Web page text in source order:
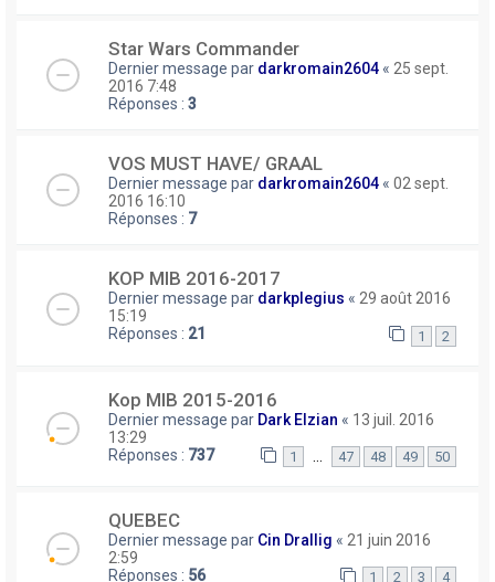
Star Wars Commander
Dernier message par darkromain2604 « 25 sept.
2016 7:48
Réponses : 3
VOS MUST HAVE/ GRAAL
Dernier message par darkromain2604 « 02 sept.
2016 16:10
Réponses : 7
KOP MIB 2016-2017
Dernier message par darkplegius « 29 août 2016
15:19
Réponses : 21 1 2
Kop MIB 2015-2016
Dernier message par Dark Elzian « 13 juil. 2016
13:29
Réponses : 737 1 47 48 49 50
QUEBEC
Dernier message par Cin Drallig « 21 juin 2016
2:59
Réponses : 56 1 2 3 4